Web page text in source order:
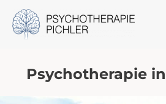
Inhalt
springen
Psychotherapie